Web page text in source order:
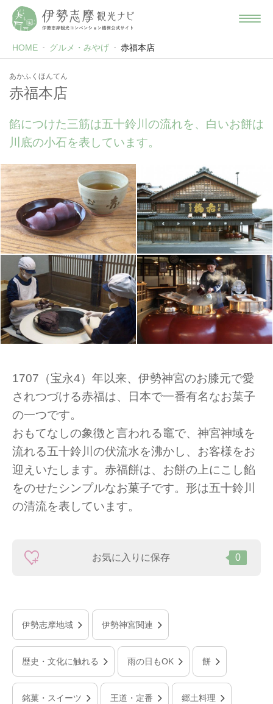
HOME グルメ・みやげ 赤福本店
あかふくほんてん
赤福本店
餡につけた三筋は五十鈴川の流れを、白いお餅は
川底の小石を表しています。
1707（宝永4）年以来、伊勢神宮のお膝元で愛
されつづける赤福は、日本で一番有名なお菓子
の一つです。
おもてなしの象徴と言われる竈で、神宮神域を
流れる五十鈴川の伏流水を沸かし、お客様をお
迎えいたします。赤福餅は、お餅の上にこし餡
をのせたシンプルなお菓子です。形は五十鈴川
の清流を表しています。
お気に入りに保存 0
伊勢志摩地域 伊勢神宮関連
歴史・文化に触れる 雨の日もOK 餅
銘菓・スイーツ 王道・定番 郷土料理